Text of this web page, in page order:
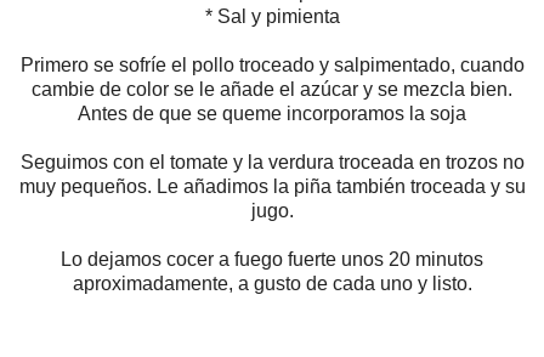
* Sal y pimienta
Primero se sofríe el pollo troceado y salpimentado, cuando
cambie de color se le añade el azúcar y se mezcla bien.
Antes de que se queme incorporamos la soja
Seguimos con el tomate y la verdura troceada en trozos no
muy pequeños. Le añadimos la piña también troceada y su
jugo.
Lo dejamos cocer a fuego fuerte unos 20 minutos
aproximadamente, a gusto de cada uno y listo.